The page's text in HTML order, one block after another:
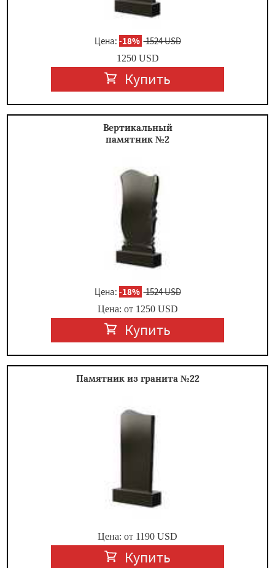
Цена: -18% 1524 USD
1250USD
Купить
Вертикальный
памятник №2
Цена: -18% 1524 USD
Цена: от 1250USD
Купить
Памятник из гранита №22
Цена: от 1190 USD
Купить
Даю согласие на обработку персональных данных